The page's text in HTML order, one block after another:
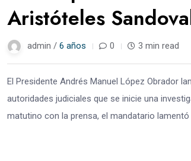
Aristóteles
admin / 6 años 0 3 min read
El Presidente Andrés Manuel López Obrador
autoridades judiciales que se inicie una
matutino con la prensa, el mandatario